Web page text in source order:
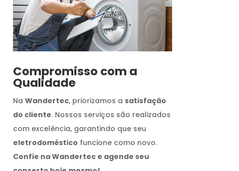
Compromisso com a
Qualidade
Na Wandertec, priorizamos a satisfação
do cliente. Nossos serviços são realizados
com excelência, garantindo que seu
eletrodoméstico funcione como novo.
Confie na Wandertec e agende seu